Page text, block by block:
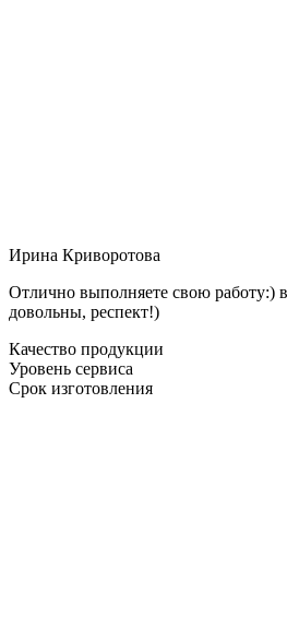
Ирина Криворотова
Отлично выполняете свою работу:)
довольны, респект!)
Качество продукции
Уровень сервиса
Срок изготовления